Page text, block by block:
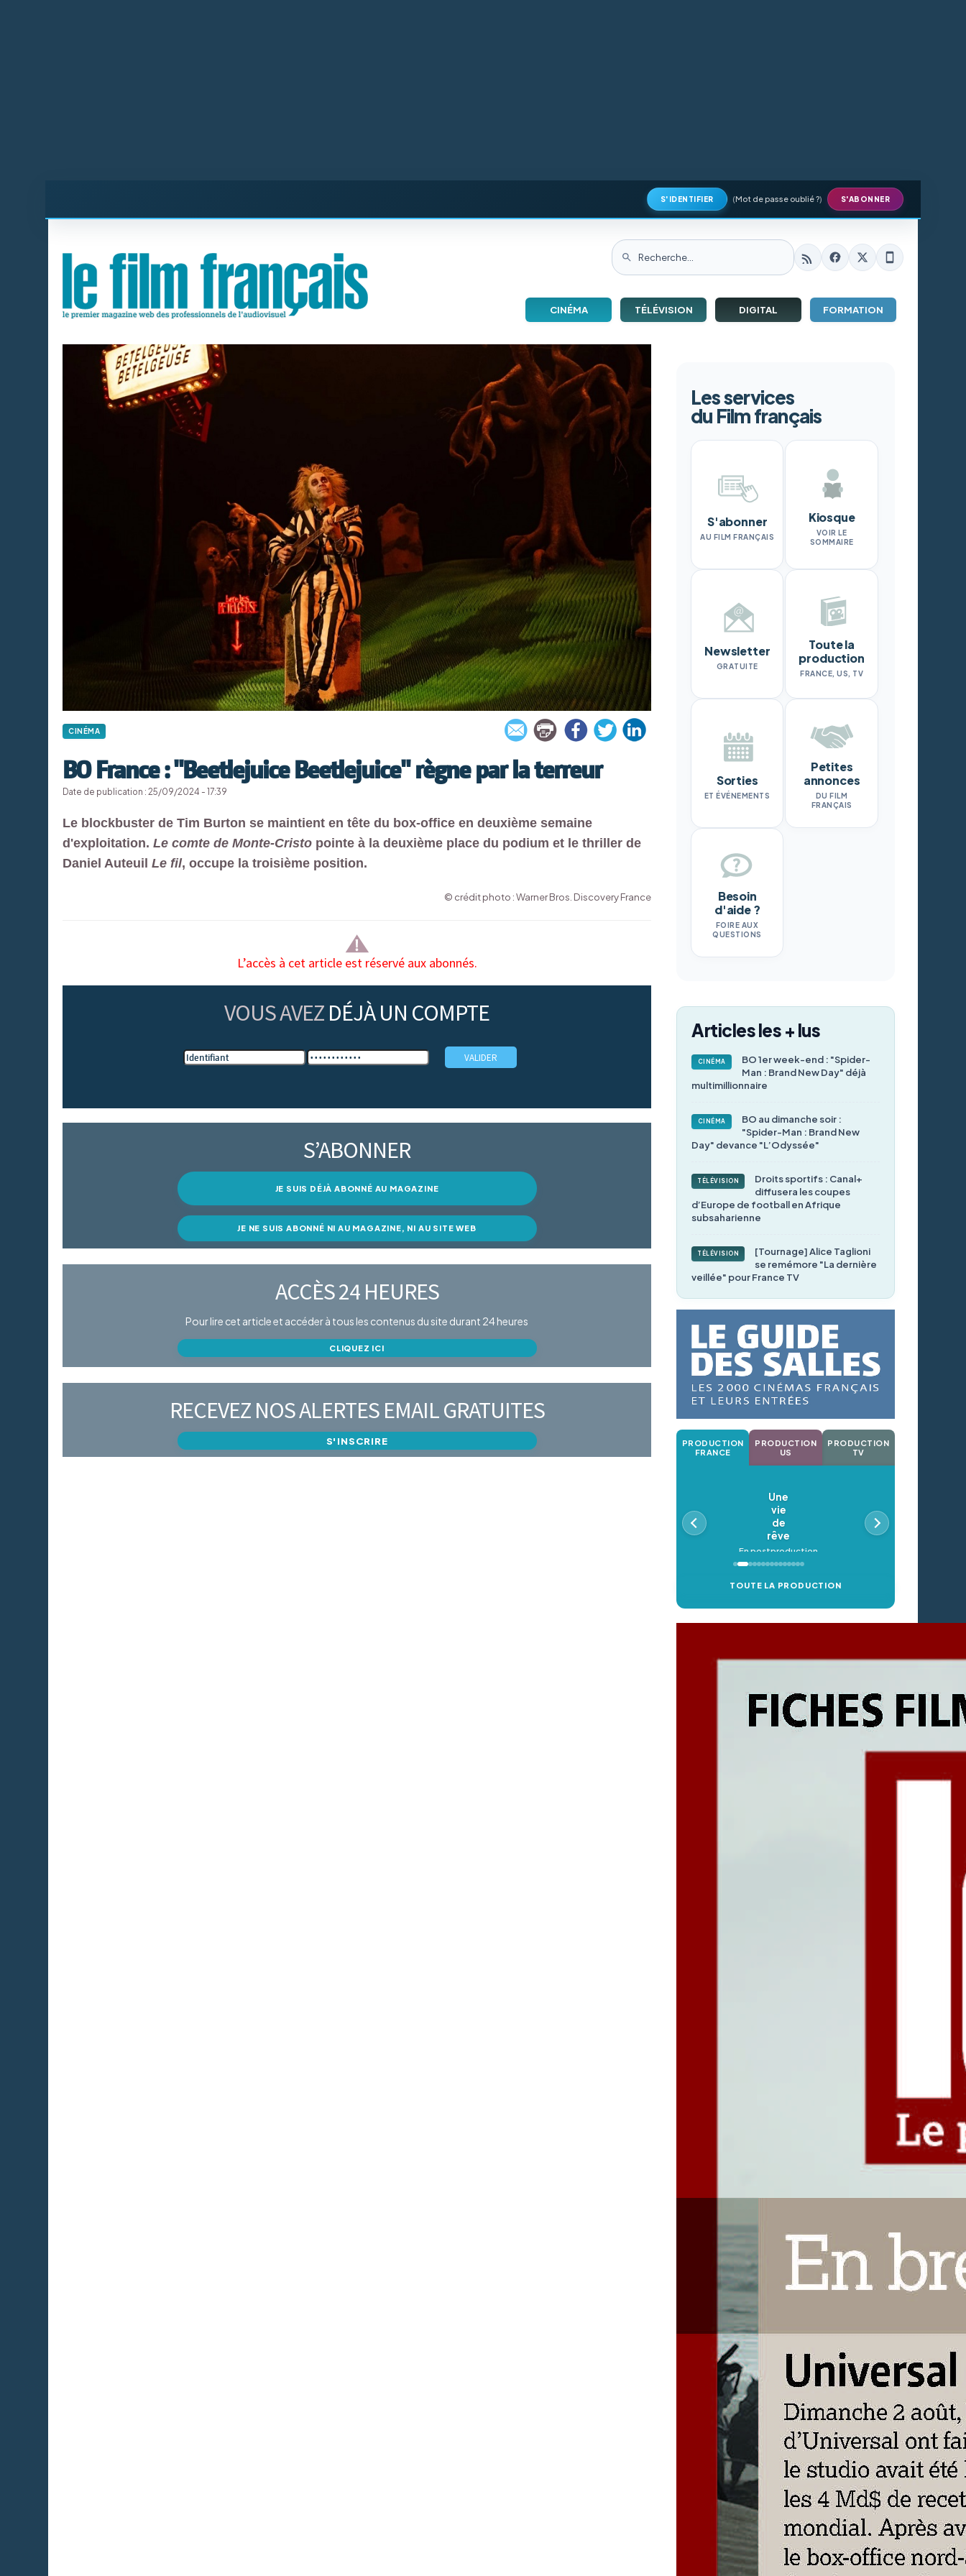
S'IDENTIFIER (Mot de passe oublié ?) S'ABONNER
CINÉMA TÉLÉVISION DIGITAL FORMATION
CINÉMA
BO France : "Beetlejuice Beetlejuice" règne par la terreur
Date de publication : 25/09/2024 - 17:39
Le blockbuster de Tim Burton se maintient en tête du box-office en deuxième semaine
d'exploitation. Le comte de Monte-Cristo pointe à la deuxième place du podium et le thriller de
Daniel Auteuil Le fil, occupe la troisième position.
© crédit photo : Warner Bros. Discovery France
L’accès à cet article est réservé aux abonnés.
VOUS AVEZ DÉJÀ UN COMPTE
S’ABONNER
JE SUIS DÉJÀ ABONNÉ AU MAGAZINE
JE NE SUIS ABONNÉ NI AU MAGAZINE, NI AU SITE WEB
ACCÈS 24 HEURES
Pour lire cet article et accéder à tous les contenus du site durant 24 heures
CLIQUEZ ICI
RECEVEZ NOS ALERTES EMAIL GRATUITES
S'INSCRIRE
Les services
du Film français
S'abonner
AU FILM FRANÇAIS
Kiosque
VOIR LE
SOMMAIRE
Newsletter
GRATUITE
Toute la
production
FRANCE, US, TV
Sorties
ET ÉVÉNEMENTS
Petites
annonces
DU FILM
FRANÇAIS
Besoin
d'aide ?
FOIRE AUX
QUESTIONS
Articles les + lus
CINÉMA
BO 1er week-end : "Spider-
Man : Brand New Day" déjà
multimillionnaire
CINÉMA
BO au dimanche soir :
"Spider-Man : Brand New
Day" devance "L’Odyssée"
TÉLÉVISION
Droits sportifs : Canal+
diffusera les coupes
d’Europe de football en Afrique
subsaharienne
TÉLÉVISION
[Tournage] Alice Taglioni
se remémore "La dernière
veillée" pour France TV
PRODUCTION
FRANCE
PRODUCTION
US
PRODUCTION
TV
Une
vie
de
rêve
En postproduction
TOUTE LA PRODUCTION